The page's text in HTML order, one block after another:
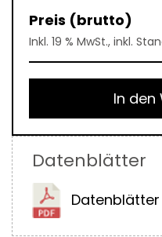
Inkl. 19 % MwSt., inkl.
In den
Datenblätter